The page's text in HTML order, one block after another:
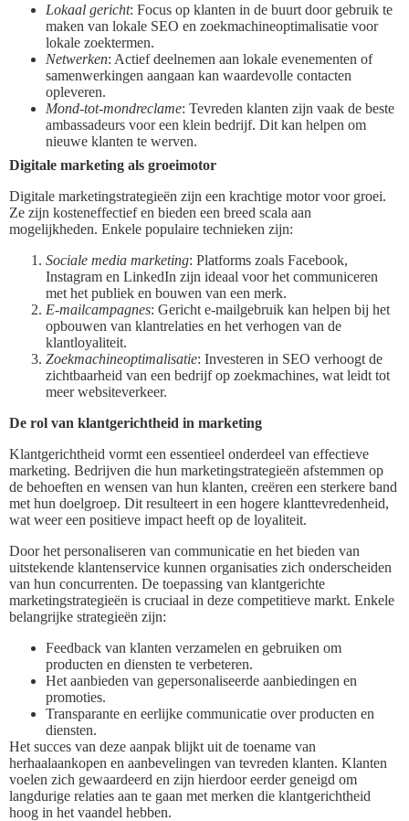
Lokaal gericht: Focus op klanten in de buurt door gebruik te
maken van lokale SEO en zoekmachineoptimalisatie voor
lokale zoektermen.
Netwerken: Actief deelnemen aan lokale evenementen of
samenwerkingen aangaan kan waardevolle contacten
opleveren.
Mond-tot-mondreclame: Tevreden klanten zijn vaak de beste
ambassadeurs voor een klein bedrijf. Dit kan helpen om
nieuwe klanten te werven.
Digitale marketing als groeimotor
Digitale marketingstrategieën zijn een krachtige motor voor groei.
Ze zijn kosteneffectief en bieden een breed scala aan
mogelijkheden. Enkele populaire technieken zijn:
Sociale media marketing: Platforms zoals Facebook,
Instagram en LinkedIn zijn ideaal voor het communiceren
met het publiek en bouwen van een merk.
E-mailcampagnes: Gericht e-mailgebruik kan helpen bij het
opbouwen van klantrelaties en het verhogen van de
klantloyaliteit.
Zoekmachineoptimalisatie: Investeren in SEO verhoogt de
zichtbaarheid van een bedrijf op zoekmachines, wat leidt tot
meer websiteverkeer.
De rol van klantgerichtheid in marketing
Klantgerichtheid vormt een essentieel onderdeel van effectieve
marketing. Bedrijven die hun marketingstrategieën afstemmen op
de behoeften en wensen van hun klanten, creëren een sterkere band
met hun doelgroep. Dit resulteert in een hogere klanttevredenheid,
wat weer een positieve impact heeft op de loyaliteit.
Door het personaliseren van communicatie en het bieden van
uitstekende klantenservice kunnen organisaties zich onderscheiden
van hun concurrenten. De toepassing van klantgerichte
marketingstrategieën is cruciaal in deze competitieve markt. Enkele
belangrijke strategieën zijn:
Feedback van klanten verzamelen en gebruiken om
producten en diensten te verbeteren.
Het aanbieden van gepersonaliseerde aanbiedingen en
promoties.
Transparante en eerlijke communicatie over producten en
diensten.
Het succes van deze aanpak blijkt uit de toename van
herhaalaankopen en aanbevelingen van tevreden klanten. Klanten
voelen zich gewaardeerd en zijn hierdoor eerder geneigd om
langdurige relaties aan te gaan met merken die klantgerichtheid
hoog in het vaandel hebben.